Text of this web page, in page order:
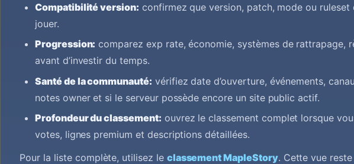
Compatibilité version: confirmez que version, patch, mode ou
jouer.
Progression: comparez exp rate, économie, systèmes de rattrapage,
avant d’investir du temps.
Santé de la communauté: vérifiez date d’ouverture, événements,
notes owner et si le serveur possède encore un site public actif.
Profondeur du classement: ouvrez le classement complet lorsque
votes, lignes premium et descriptions détaillées.
Pour la liste complète, utilisez le classement MapleStory. Cette vue